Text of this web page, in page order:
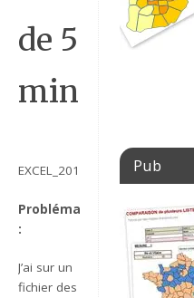
de 5
min.
Problématique
:
J’ai sur un
fichier des
Pub